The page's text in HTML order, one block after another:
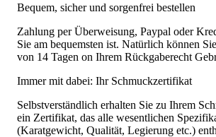
Bequem, sicher und sorgenfrei bestellen
Zahlung per Überweisung, Paypal oder
Sie am bequemsten ist. Natürlich können
von 14 Tagen on Ihrem Rückgaberecht
Immer mit dabei: Ihr Schmuckzertifikat
Selbstverständlich erhalten Sie zu Ihrem
ein Zertifikat, das alle wesentlichen
(Karatgewicht, Qualität, Legierung etc.)